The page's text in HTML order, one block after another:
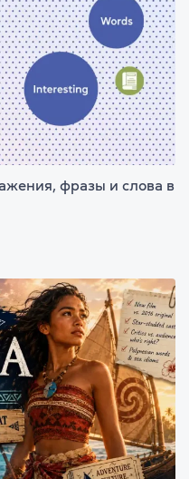
фразы и слова в